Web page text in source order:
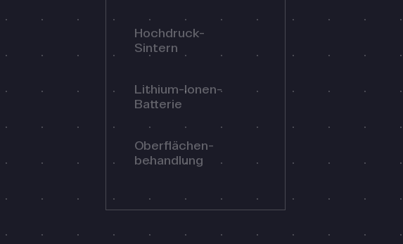
Hochdruck-
Sintern
Lithium-Ionen-
Batterie
Oberflächen­
behandlung